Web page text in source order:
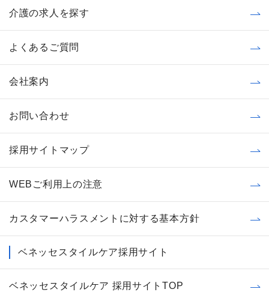
介護の求人を探す
よくあるご質問
会社案内
お問い合わせ
採用サイトマップ
WEBご利用上の注意
カスタマーハラスメントに対する基本方針
ベネッセスタイルケア採用サイト
ベネッセスタイルケア 採用サイトTOP